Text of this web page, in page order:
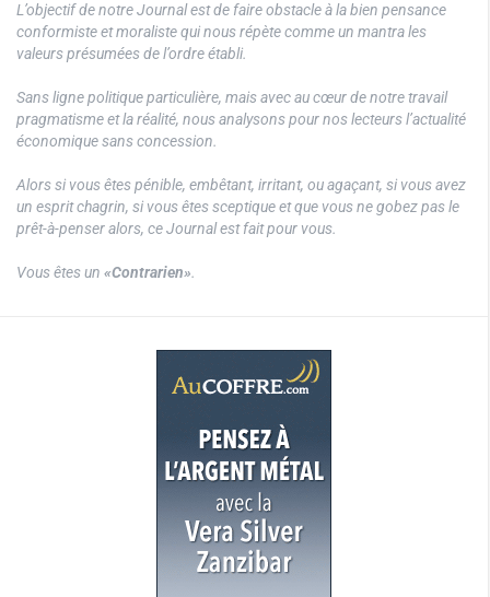
L’objectif de notre Journal est de faire obstacle à la bien pensance
conformiste et moraliste qui nous répète comme un mantra les
valeurs présumées de l’ordre établi.
Sans ligne politique particulière, mais avec au cœur de notre travail
pragmatisme et la réalité, nous analysons pour nos lecteurs l’actualité
économique sans concession.
Alors si vous êtes pénible, embêtant, irritant, ou agaçant, si vous avez
un esprit chagrin, si vous êtes sceptique et que vous ne gobez pas le
prêt-à-penser alors, ce Journal est fait pour vous.
Vous êtes un «Contrarien».